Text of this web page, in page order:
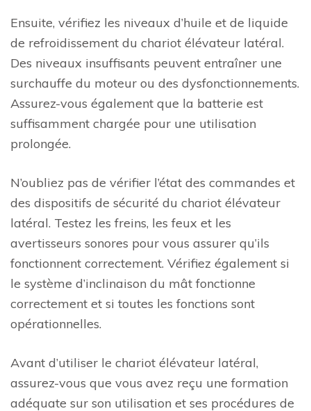
Ensuite, vérifiez les niveaux d’huile et de liquide
de refroidissement du chariot élévateur latéral.
Des niveaux insuffisants peuvent entraîner une
surchauffe du moteur ou des dysfonctionnements.
Assurez-vous également que la batterie est
suffisamment chargée pour une utilisation
prolongée.
N’oubliez pas de vérifier l’état des commandes et
des dispositifs de sécurité du chariot élévateur
latéral. Testez les freins, les feux et les
avertisseurs sonores pour vous assurer qu’ils
fonctionnent correctement. Vérifiez également si
le système d’inclinaison du mât fonctionne
correctement et si toutes les fonctions sont
opérationnelles.
Avant d’utiliser le chariot élévateur latéral,
assurez-vous que vous avez reçu une formation
adéquate sur son utilisation et ses procédures de